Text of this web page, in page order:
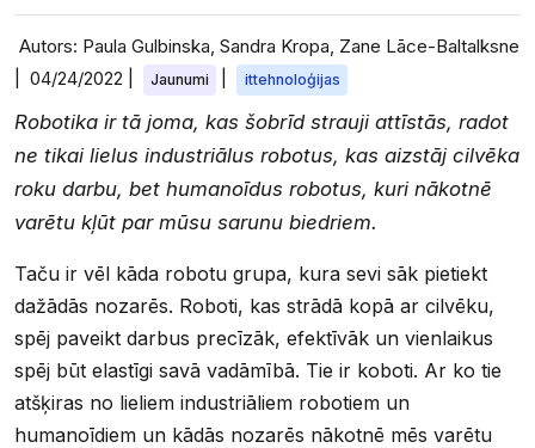
Autors: Paula Gulbinska, Sandra Kropa, Zane Lāce-Baltalksne
04/24/2022 Jaunumi ittehnoloģijas
Robotika ir tā joma, kas šobrīd strauji attīstās, radot
ne tikai lielus industriālus robotus, kas aizstāj cilvēka
roku darbu, bet humanoīdus robotus, kuri nākotnē
varētu kļūt par mūsu sarunu biedriem.
Taču ir vēl kāda robotu grupa, kura sevi sāk pietiekt
dažādās nozarēs. Roboti, kas strādā kopā ar cilvēku,
spēj paveikt darbus precīzāk, efektīvāk un vienlaikus
spēj būt elastīgi savā vadāmībā. Tie ir koboti. Ar ko tie
atšķiras no lieliem industriāliem robotiem un
humanoīdiem un kādās nozarēs nākotnē mēs varētu